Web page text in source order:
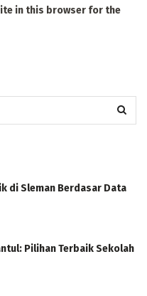
in this browser for the
di Sleman Berdasar Data
Pilihan Terbaik Sekolah